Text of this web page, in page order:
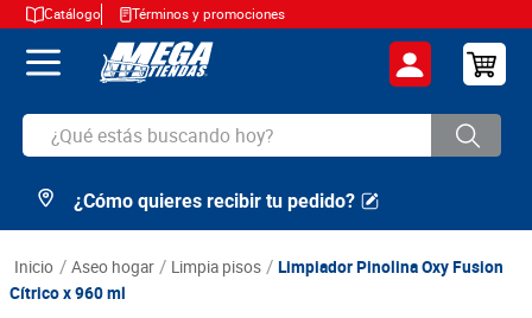
Catálogo Términos y promociones
¿Qué estás buscando hoy?
TÉRMINOS MÁS BUSCADOS
2.
arroz
¿Cómo quieres recibir tu pedido?
aseo hogar limpia pisos
Limpiador Pinolina Oxy Fusion
Cítrico x 960 ml